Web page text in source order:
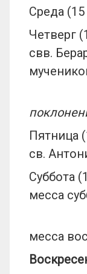
Среда
Четверг
свв.
Пятница
св.
Суббота
месса
—
месса